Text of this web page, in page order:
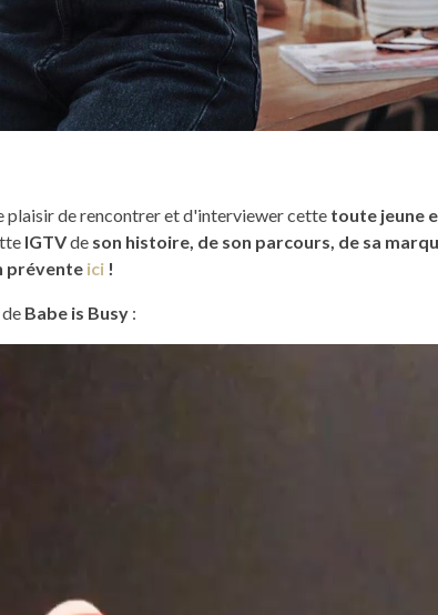
plaisir de rencontrer et d'interviewer cette toute jeune
IGTVde son histoire, de son parcours, de sa
prévente ici !
de Babe is Busy :